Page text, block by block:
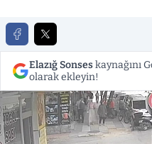
Elazığ Sonseskaynağını
olarak ekleyin!